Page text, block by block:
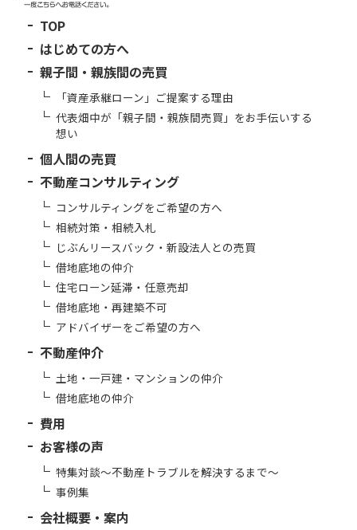
TOP
はじめての方へ
親子間・親族間の売買
「資産承継ローン」ご提案する理由
代表畑中が「親子間・親族間売買」をお手伝いする
想い
個人間の売買
不動産コンサルティング
コンサルティングをご希望の方へ
相続対策・相続入札
じぶんリースバック・新設法人との売買
借地底地の仲介
住宅ローン延滞・任意売却
借地底地・再建築不可
アドバイザーをご希望の方へ
不動産仲介
土地・一戸建・マンションの仲介
借地底地の仲介
費用
お客様の声
特集対談～不動産トラブルを解決するまで～
事例集
会社概要・案内